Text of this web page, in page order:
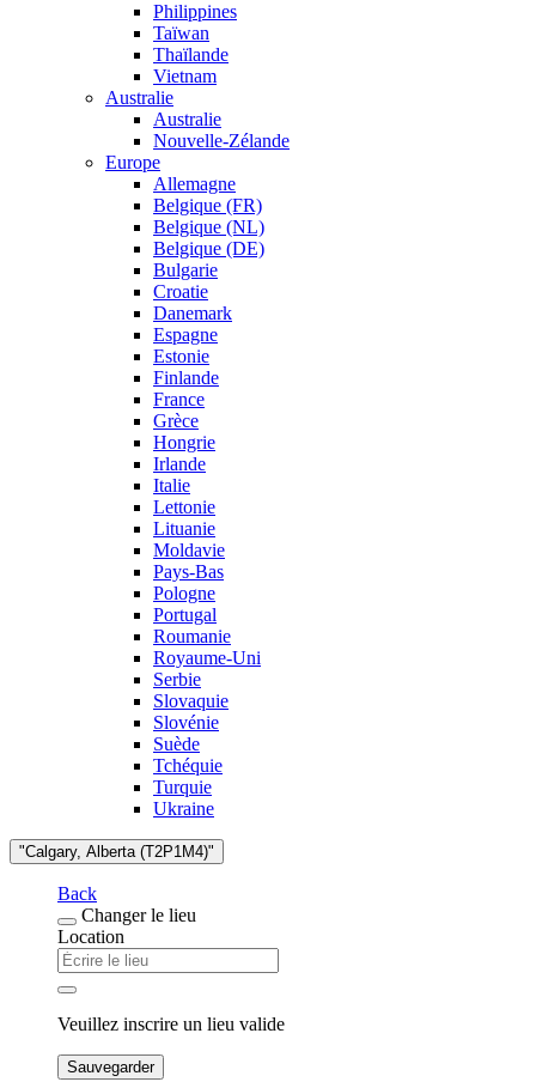
Philippines
Taïwan
Thaïlande
Vietnam
Australie
Australie
Nouvelle-Zélande
Europe
Allemagne
Belgique (FR)
Belgique (NL)
Belgique (DE)
Bulgarie
Croatie
Danemark
Espagne
Estonie
Finlande
France
Grèce
Hongrie
Irlande
Italie
Lettonie
Lituanie
Moldavie
Pays-Bas
Pologne
Portugal
Roumanie
Royaume-Uni
Serbie
Slovaquie
Slovénie
Suède
Tchéquie
Turquie
Ukraine
"Calgary, Alberta (T2P1M4)"
Back
Changer le lieu
Location
Veuillez inscrire un lieu valide
Sauvegarder